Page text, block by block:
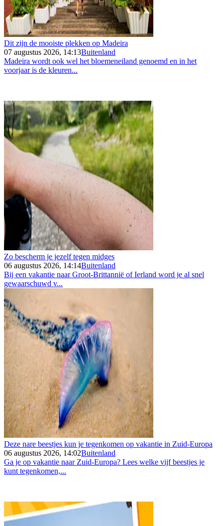
Dit zijn de mooiste plekken op Madeira
07 augustus 2026, 14:13Buitenland
Madeira wordt ook wel het bloemeneiland genoemd en in het
voorjaar is de kleuren...
Zo bescherm je jezelf tegen midges
06 augustus 2026, 14:14Buitenland
Bij een vakantie naar Groot-Brittannië of Ierland word je al snel
gewaarschuwd v...
Deze nare beestjes kun je tegenkomen op vakantie in Zuid-Europa
06 augustus 2026, 14:02Buitenland
Ga je op vakantie naar Zuid-Europa? Lees welke vijf beestjes je
kunt tegenkomen,...